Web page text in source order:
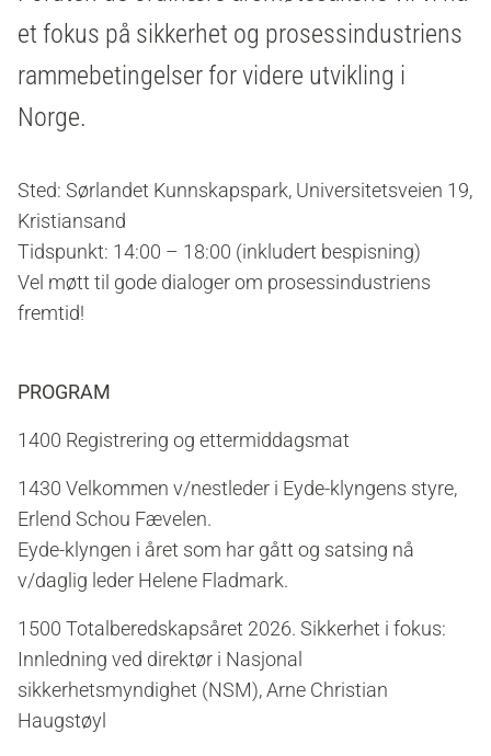
et fokus på sikkerhet og prosessindustriens
rammebetingelser for videre utvikling i
Norge.
Sted: Sørlandet Kunnskapspark, Universitetsveien 19,
Kristiansand
Tidspunkt: 14:00 – 18:00 (inkludert bespisning)
Vel møtt til gode dialoger om prosessindustriens
fremtid!
PROGRAM
1400 Registrering og ettermiddagsmat
1430 Velkommen v/nestleder i Eyde-klyngens styre,
Erlend Schou Fævelen.
Eyde-klyngen i året som har gått og satsing nå
v/daglig leder Helene Fladmark.
1500 Totalberedskapsåret 2026. Sikkerhet i fokus:
Innledning ved direktør i Nasjonal
sikkerhetsmyndighet (NSM), Arne Christian
Haugstøyl